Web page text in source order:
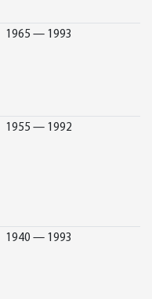
1965 — 1993
1955 — 1992
1940 — 1993